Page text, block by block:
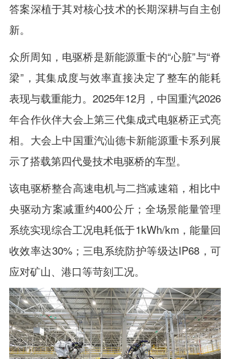
答案深植于其对核心技术的长期深耕与自主创
新。
众所周知，电驱桥是新能源重卡的“心脏”与“脊
梁”，其集成度与效率直接决定了整车的能耗
表现与载重能力。2025年12月，中国重汽2026
年合作伙伴大会上第三代集成式电躯桥正式亮
相。大会上中国重汽汕德卡新能源重卡系列展
示了搭载第四代曼技术电驱桥的车型。
该电驱桥整合高速电机与二挡减速箱，相比中
央驱动方案减重约400公斤；全场景能量管理
系统实现综合工况电耗低于1kWh/km，能量回
收效率达30%；三电系统防护等级达IP68，可
应对矿山、港口等苛刻工况。